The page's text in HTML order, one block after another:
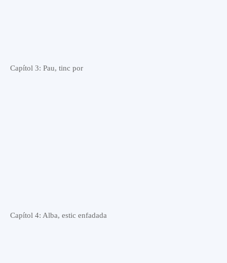
Capítol 3: Pau, tinc por
Capítol 4: Alba, estic enfadada